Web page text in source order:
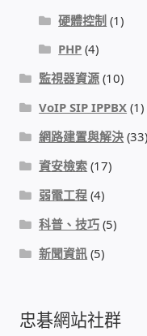
網路型門口視訊對
電話 工具 軟體 手
門禁安全控制
感應式門鎖、電子
電梯樓層刷卡管制
停車場、社區大
mOA雲考勤 指紋
硬體控制 (1)
PHP (4)
監視器資源 (10)
VoIP SIP IPPBX (1)
網路建置與解決 (33)
資安檢索 (17)
弱電工程 (4)
科普、技巧 (5)
新聞資訊 (5)
忠碁網站社群